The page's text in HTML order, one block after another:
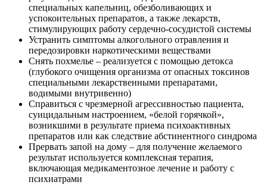
специальных капельниц, обезболивающих и
успокоительных препаратов, а также лекарств,
стимулирующих работу сердечно-сосудистой системы
Устранить симптомы алкогольного отравления и
передозировки наркотическими веществами
Снять похмелье – реализуется с помощью детокса
(глубокого очищения организма от опасных токсинов
специальными лекарственными препаратами,
водимыми внутривенно)
Справиться с чрезмерной агрессивностью пациента,
суицидальным настроением, «белой горячкой»,
возникшими в результате приема психоактивных
препаратов или как следствие абстинентного синдрома
Прервать запой на дому – для получение желаемого
результат используется комплексная терапия,
включающая медикаментозное лечение и работу с
психиатрами